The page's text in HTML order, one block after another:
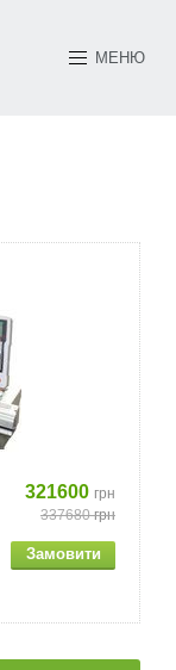
МЕНЮ
321600 грн
337680грн